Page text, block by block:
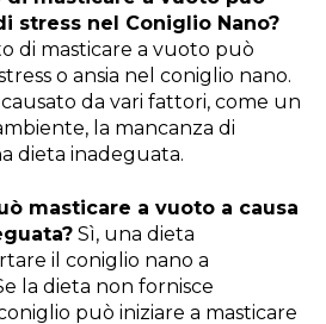
stress nel Coniglio Nano?
di masticare a vuoto può
o ansia nel coniglio nano.
da vari fattori, come un
la mancanza di
dieta inadeguata.
masticare a vuoto a causa
Sì, una dieta
il coniglio nano a
la dieta non fornisce
può iniziare a masticare